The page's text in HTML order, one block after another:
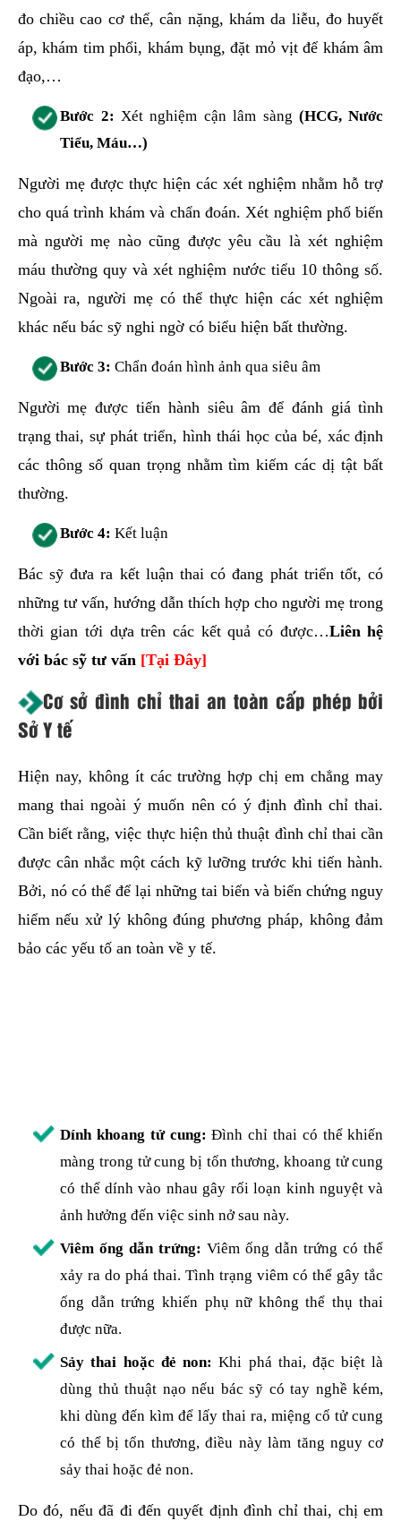
đo chiều cao cơ thể, cân nặng, khám da liễu, đo huyết
áp, khám tim phổi, khám bụng, đặt mỏ vịt để khám âm
đạo,…
Bước 2: Xét nghiệm cận lâm sàng(HCG, Nước
Tiểu, Máu…)
Người mẹ được thực hiện các xét nghiệm nhằm hỗ trợ
cho quá trình khám và chẩn đoán. Xét nghiệm phổ biến
mà người mẹ nào cũng được yêu cầu là xét nghiệm
máu thường quy và xét nghiệm nước tiểu 10 thông số.
Ngoài ra, người mẹ có thể thực hiện các xét nghiệm
khác nếu bác sỹ nghi ngờ có biểu hiện bất thường.
Bước 3:Chẩn đoán hình ảnh qua siêu âm
Người mẹ được tiến hành siêu âm để đánh giá tình
trạng thai, sự phát triển, hình thái học của bé, xác định
các thông số quan trọng nhằm tìm kiếm các dị tật bất
thường.
Bước 4: Kết luận
Bác sỹ đưa ra kết luận thai có đang phát triển tốt, có
những tư vấn, hướng dẫn thích hợp cho người mẹ trong
thời gian tới dựa trên các kết quả có được…Liên hệ
với bác sỹ tư vấn [Tại Đây]
Cơ sở đình chỉ thai an toàn cấp phép bởi
Sở Y tế
Hiện nay, không ít các trường hợp chị em chẳng may
mang thai ngoài ý muốn nên có ý định đình chỉ thai.
Cần biết rằng, việc thực hiện thủ thuật đình chỉ thai cần
được cân nhắc một cách kỹ lưỡng trước khi tiến hành.
Bởi, nó có thể để lại những tai biến và biến chứng nguy
hiểm nếu xử lý không đúng phương pháp, không đảm
bảo các yếu tố an toàn về y tế.
Dính khoang tử cung:Đình chỉ thai có thể khiến
màng trong tử cung bị tổn thương, khoang tử cung
có thể dính vào nhau gây rối loạn kinh nguyệt và
ảnh hưởng đến việc sinh nở sau này.
Viêm ống dẫn trứng:Viêm ống dẫn trứng có thể
xảy ra do phá thai. Tình trạng viêm có thể gây tắc
ống dẫn trứng khiến phụ nữ không thể thụ thai
được nữa.
Sảy thai hoặc đẻ non: Khi phá thai, đặc biệt là
dùng thủ thuật nạo nếu bác sỹ có tay nghề kém,
khi dùng đến kìm để lấy thai ra, miệng cổ tử cung
có thể bị tổn thương, điều này làm tăng nguy cơ
sảy thai hoặc đẻ non.
Do đó, nếu đã đi đến quyết định đình chỉ thai, chị em